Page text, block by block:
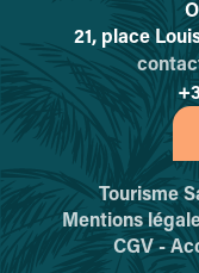
21, place
Tourisme
Mentions
CGV -